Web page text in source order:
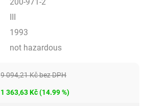
III
1993
not hazardous
9 094,21Kčbez DPH
1 363,63Kč(14.99%)